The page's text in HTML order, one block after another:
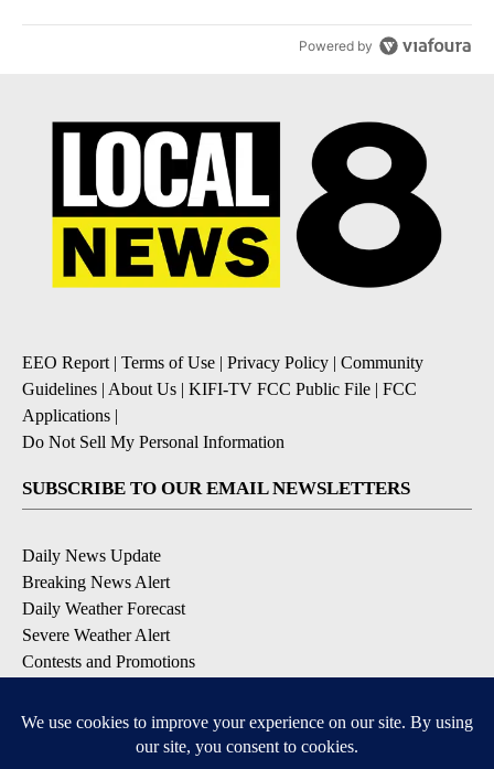
Powered by
EEO Report| Terms of Use | Privacy Policy | Community
Guidelines | About Us | KIFI-TV FCC Public File | FCC
Applications |
Do Not Sell My Personal Information
SUBSCRIBE TO OUR EMAIL NEWSLETTERS
Daily News Update
Breaking News Alert
Daily Weather Forecast
Severe Weather Alert
Contests and Promotions